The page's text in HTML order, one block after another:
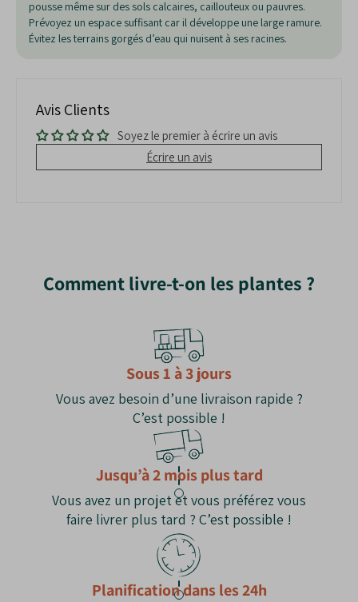
Fleurs :
Lesfleurs du pin noir apparaissent au
cônes brun clair s’ouvrent à maturité pour
libérer les graines, assurant lareproduction
de l’espèce.
belle hauteur.
Résistant : Tolère la pollution et les
Feuillage persistant: Décoratif toute
: Excellent pour les haies brise-vent.
Les Inconvénients du Pin Noir d’Autriche
: Peut dépasser 20 mètres.
Racines puissantes: À éloigner des
constructions.
: Les cônes et aiguilles
tombées demandent du nettoyage.
Placez le pin: Collet au niveau du sol.
Rebouchez et tassez: Replacez la terre
et tassez légèrement.
pousse même sur des sols calcaires, caillouteux ou pauvres.
Prévoyez un espace suffisant car il développe une large ramure.
Évitez les terrains gorgés d’eau qui nuisent à ses racines.
Avis Clients
Soyez le premier à écrire un avis
Écrire un avis
Comment livre-t-on les plantes ?
Sous 1 à 3 jours
Vous avez besoin d’une livraison rapide ?
C’est possible !
Jusqu’à 2 mois plus tard
Vous avez un projet et vous préférez vous
faire livrer plus tard ? C’est possible !
Planification dans les 24h